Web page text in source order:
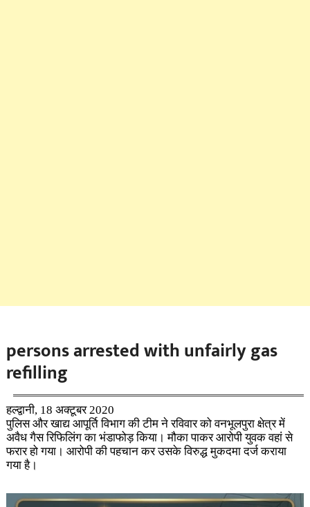
persons arrested with unfairly gas
refilling
हल्द्वानी, 18 अक्टूबर 2020
पुलिस और खाद्य आपूर्ति विभाग की टीम ने रविवार को वनभूलपुरा क्षेत्र में
अवैध गैस रिफिलिंग का भंडाफोड़ किया। मौका पाकर आरोपी युवक वहां से
फरार हो गया। आरोपी की पहचान कर उसके विरुद्ध मुकदमा दर्ज कराया
गया है।